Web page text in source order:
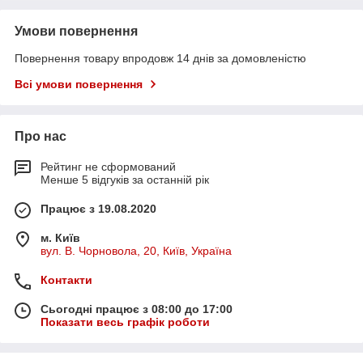
Умови повернення
Повернення товару впродовж 14 днів за домовленістю
Всі умови повернення
Про нас
Рейтинг не сформований
Менше 5 відгуків за останній рік
Працює з 19.08.2020
м. Київ
вул. В. Чорновола, 20, Київ, Україна
Контакти
Сьогодні працює з 08:00 до 17:00
Показати весь графік роботи